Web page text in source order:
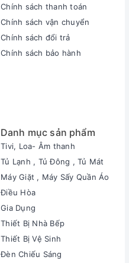
Chính sách thanh toán
Chính sách vận chuyển
Chính sách đổi trả
Chính sách bảo hành
Danh mục sản phẩm
Tivi, Loa- Âm thanh
Tủ Lạnh , Tủ Đông , Tủ Mát
Máy Giặt , Máy Sấy Quần Áo
Điều Hòa
Gia Dụng
Thiết Bị Nhà Bếp
Thiết Bị Vệ Sinh
Đèn Chiếu Sáng